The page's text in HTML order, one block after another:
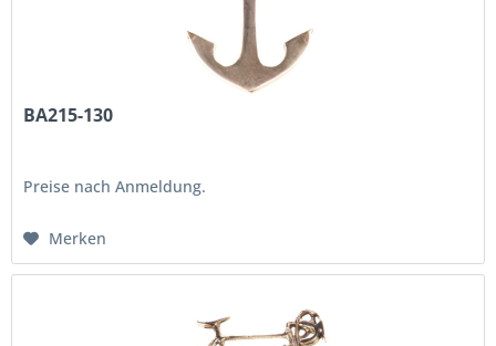
BA215-130
Preise nach Anmeldung.
Merken